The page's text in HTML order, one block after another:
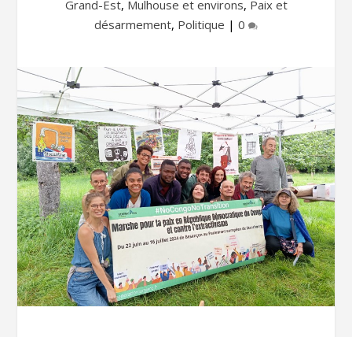
Grand-Est, Mulhouse et environs, Paix et
désarmement, Politique | 0